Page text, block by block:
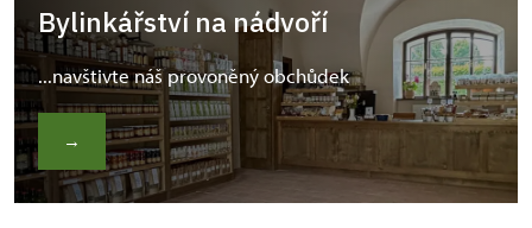
Bylinkářství na nádvoří
...navštivte náš provoněný obchůdek
→